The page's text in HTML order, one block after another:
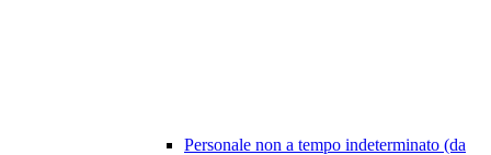
Personale non a tempo indeterminato (da